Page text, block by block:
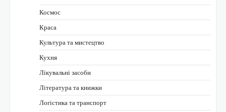
Космос
Краса
Культура та мистецтво
Кухня
Лікувальні засоби
Література та книжки
Логістика та транспорт